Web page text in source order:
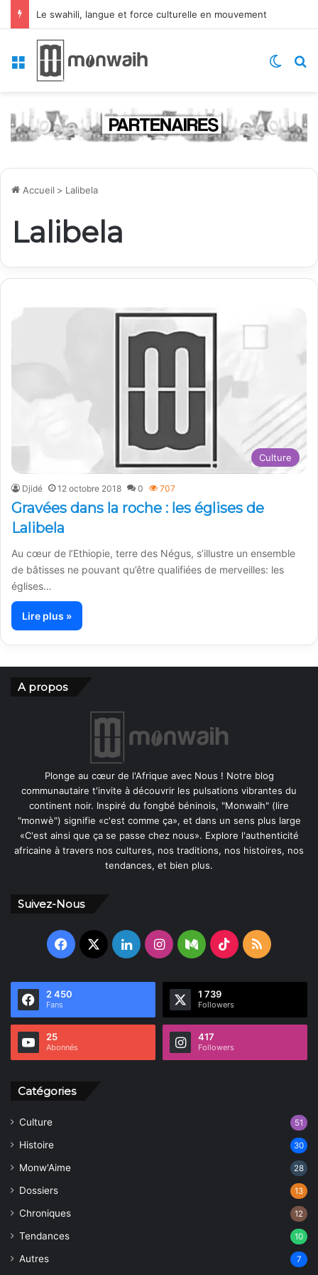
Le swahili, langue et force culturelle en mouvement
Menu
Accueil > Lalibela
Lalibela
Culture
Djidé 12 octobre 2018 0 707
Gravées dans la roche : les églises de
Lalibela
Au cœur de l’Ethiopie, terre des Négus, s’illustre un ensemble
de bâtisses ne pouvant qu’être qualifiées de merveilles: les
églises…
Lire plus »
A propos
Plonge au cœur de l'Afrique avec Nous ! Notre blog
communautaire t'invite à découvrir les pulsations vibrantes du
continent noir. Inspiré du fongbé béninois, "Monwaih" (lire
"monwè") signifie «c'est comme ça», et dans un sens plus large
«C'est ainsi que ça se passe chez nous». Explore l'authenticité
africaine à travers nos cultures, nos traditions, nos histoires, nos
tendances, et bien plus.
Suivez-Nous
Facebook
X LinkedinInstagram
MediumTikTokRSS
2 450
Fans
1 739
Followers
25
Abonnés
417
Followers
Catégories
Culture 51
Histoire 30
Monw'Aime 28
Dossiers 13
Chroniques 12
Tendances 10
Autres 7